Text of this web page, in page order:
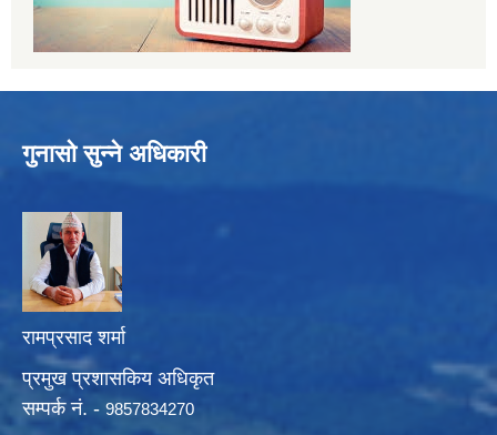
गुनासो सुन्ने अधिकारी
रामप्रसाद शर्मा
प्रमुख प्रशासकिय अधिकृत
सम्पर्क नं. - 9857834270